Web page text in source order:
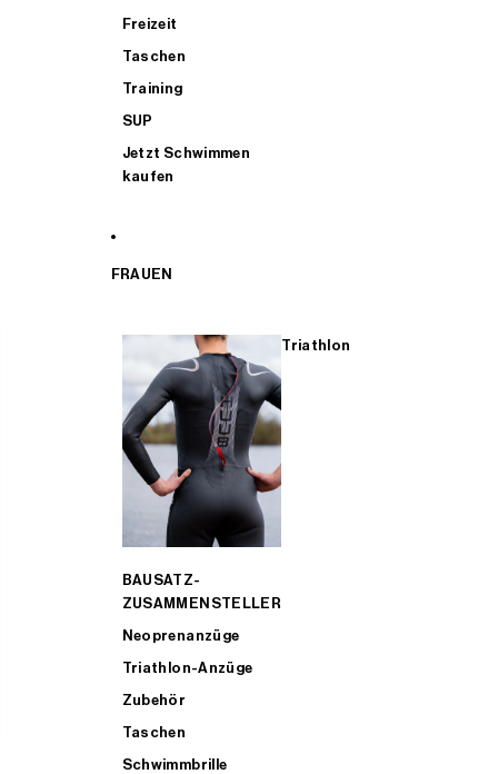
Freizeit
Taschen
Training
SUP
Jetzt Schwimmen
kaufen
FRAUEN
Triathlon
BAUSATZ-
ZUSAMMENSTELLER
Neoprenanzüge
Triathlon-Anzüge
Zubehör
Taschen
Schwimmbrille